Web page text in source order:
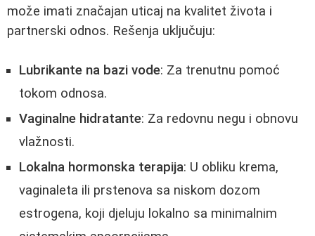
može imati značajan uticaj na kvalitet života i
partnerski odnos. Rešenja uključuju:
Lubrikante na bazi vode: Za trenutnu pomoć
tokom odnosa.
Vaginalne hidratante: Za redovnu negu i obnovu
vlažnosti.
Lokalna hormonska terapija: U obliku kremа,
vaginaleta ili prstenova sa niskom dozom
estrogena, koji djeluju lokalno sa minimalnim